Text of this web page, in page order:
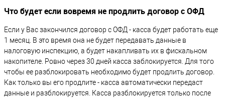
Что будет если вовремя не продлить договор с ОФД
Если у Вас закончился договор с ОФД - касса будет работать еще
1 месяц. В это время она не будет передавать данные в
налоговую инспекцию, а будет накапливать их в фискальном
накопителе. Ровно через 30 дней касса заблокируется. Для того
чтобы ее разблокировать необходимо будет продлить договор.
Как только вы его продлите - касса автоматически передаст
данные и разблокируется. Касса разблокируется только после